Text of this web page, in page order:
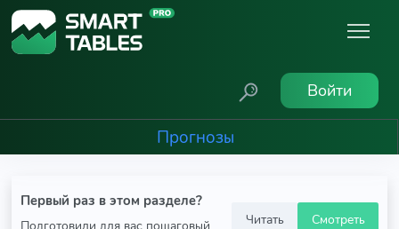
Войти
Прогнозы
Первый раз в этом разделе?
Подготовили для вас пошаговый
Читать
Смотреть